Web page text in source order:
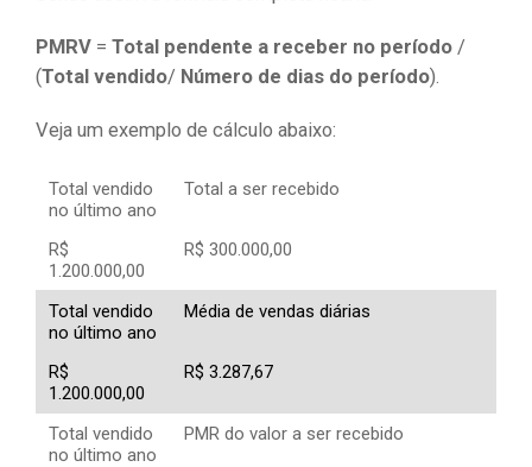
PMRV = Total pendente a receber no período /
(Total vendido/ Número de dias do período).
Veja um exemplo de cálculo abaixo:
Total vendido
no último ano
Total a ser recebido
R$
1.200.000,00
R$ 300.000,00
Total vendido
no último ano
Média de vendas diárias
R$
1.200.000,00
R$ 3.287,67
Total vendido
no último ano
PMR do valor a ser recebido